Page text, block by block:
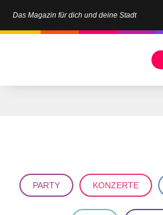
Das Magazin für dich und deine Stadt
PARTY KONZERTE